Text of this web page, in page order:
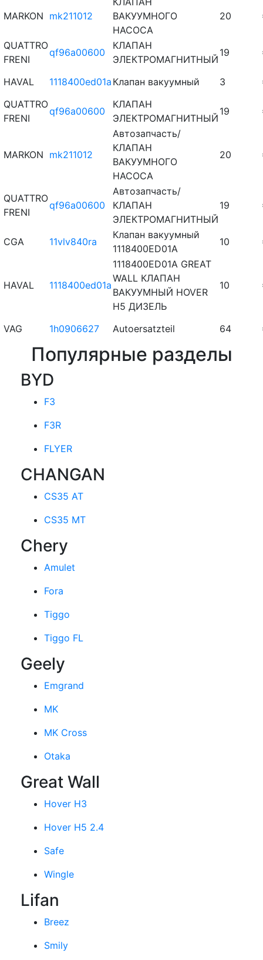
MARKON mk211012
ВАКУУМНОГО
НАСОСА
20
QUATTRO
FRENI
qf96a00600
КЛАПАН
ЭЛЕКТРОМАГНИТНЫЙ
19
HAVAL 1118400ed01a Клапан вакуумный 3
QUATTRO
FRENI
qf96a00600
КЛАПАН
ЭЛЕКТРОМАГНИТНЫЙ
19
MARKON mk211012
Автозапчасть/
КЛАПАН
ВАКУУМНОГО
НАСОСА
20
QUATTRO
FRENI
qf96a00600
Автозапчасть/
КЛАПАН
ЭЛЕКТРОМАГНИТНЫЙ
19
CGA 11vlv840ra
Клапан вакуумный
1118400ED01A
10
HAVAL 1118400ed01a
1118400ED01A GREAT
WALL КЛАПАН
ВАКУУМНЫЙ HOVER
H5 ДИЗЕЛЬ
10
VAG 1h0906627 Autoersatzteil 64
Популярные разделы
BYD
F3
F3R
FLYER
CHANGAN
CS35 AT
CS35 MT
Chery
Amulet
Fora
Tiggo
Tiggo FL
Geely
Emgrand
MK
MK Cross
Otaka
Great Wall
Hover H3
Hover H5 2.4
Safe
Wingle
Lifan
Breez
Smily